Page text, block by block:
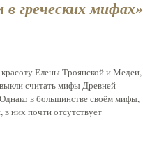
греческих мифах»
Елены Троянской и Медеи,
считать мифы Древней
в большинстве своём мифы,
них почти отсутствует